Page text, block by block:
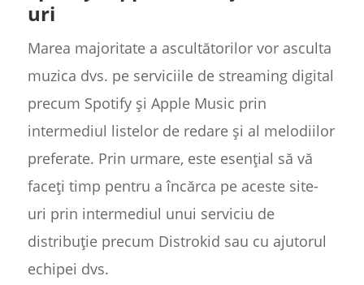
uri
Marea majoritate a ascultătorilor vor asculta
muzica dvs. pe serviciile de streaming digital
precum Spotify și Apple Music prin
intermediul listelor de redare și al melodiilor
preferate. Prin urmare, este esențial să vă
faceți timp pentru a încărca pe aceste site-
uri prin intermediul unui serviciu de
distribuție precum Distrokid sau cu ajutorul
echipei dvs.